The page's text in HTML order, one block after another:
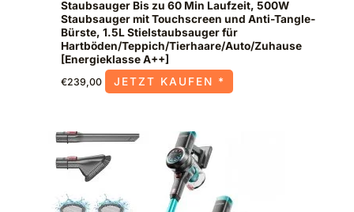
Staubsauger Bis zu 60 Min Laufzeit, 500W
Staubsauger mit Touchscreen und Anti-Tangle-
Bürste, 1.5L Stielstaubsauger für
Hartböden/Teppich/Tierhaare/Auto/Zuhause
[Energieklasse A++]
€239,00 JETZT KAUFEN *